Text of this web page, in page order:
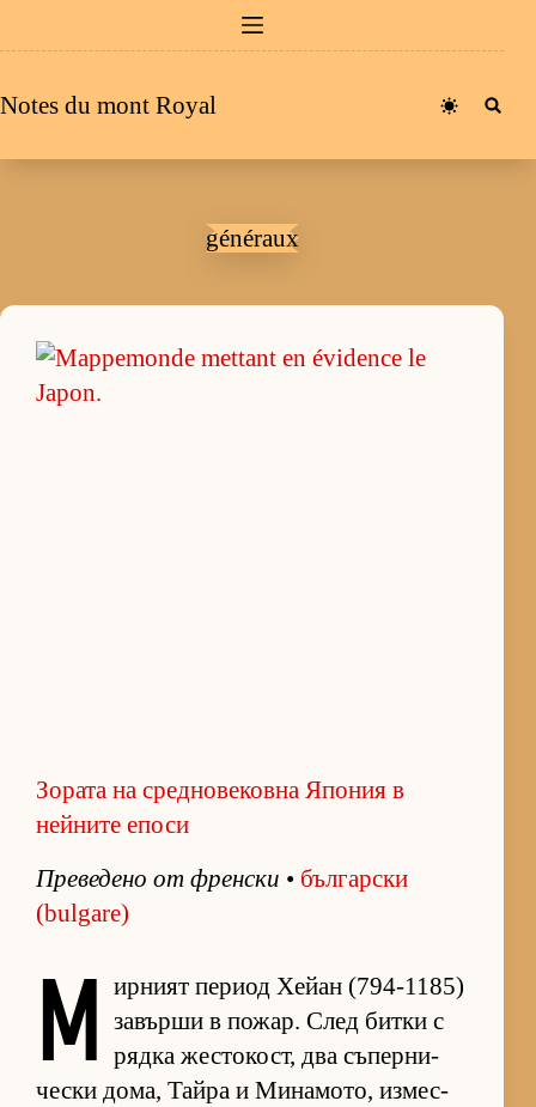
au
Notes du mont Royal
généraux
Зората на средновековна Япония в
нейните епоси
Пре­ве­дено от френ­ски • бъл­гар­ски
(bulgare)
М ир­ният пе­риод Хе­йан (794-1185)
за­върши в по­жар. След битки с
рядка жес­то­кост, два съ­пер­ни­
чески до­ма, Тайра и Ми­на­мо­то, из­мес­